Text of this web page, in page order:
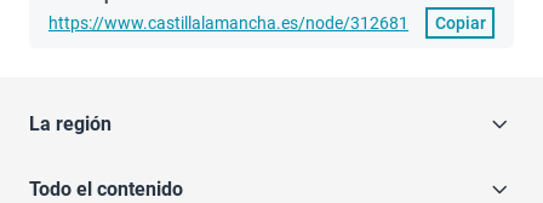
https://www.castillalamancha.es/node/312681
Copiar
La región
Todo el contenido